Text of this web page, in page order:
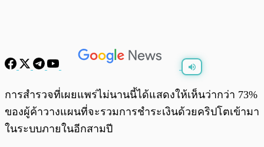
พร้อมเล่น 0:00 0:00
การสำรวจที่เผยแพร่ไม่นานนี้ได้แสดงให้เห็นว่ากว่า 73%
ของผู้ค้าวางแผนที่จะรวมการชำระเงินด้วยคริปโตเข้ามา
ในระบบภายในอีกสามปี